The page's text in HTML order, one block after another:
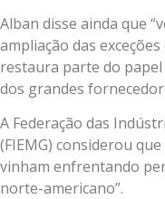
Alban disse ainda que
ampliação das
restaura parte do
dos grandes
A Federação das
(FIEMG) considerou
vinham enfrentando
norte-americano”.